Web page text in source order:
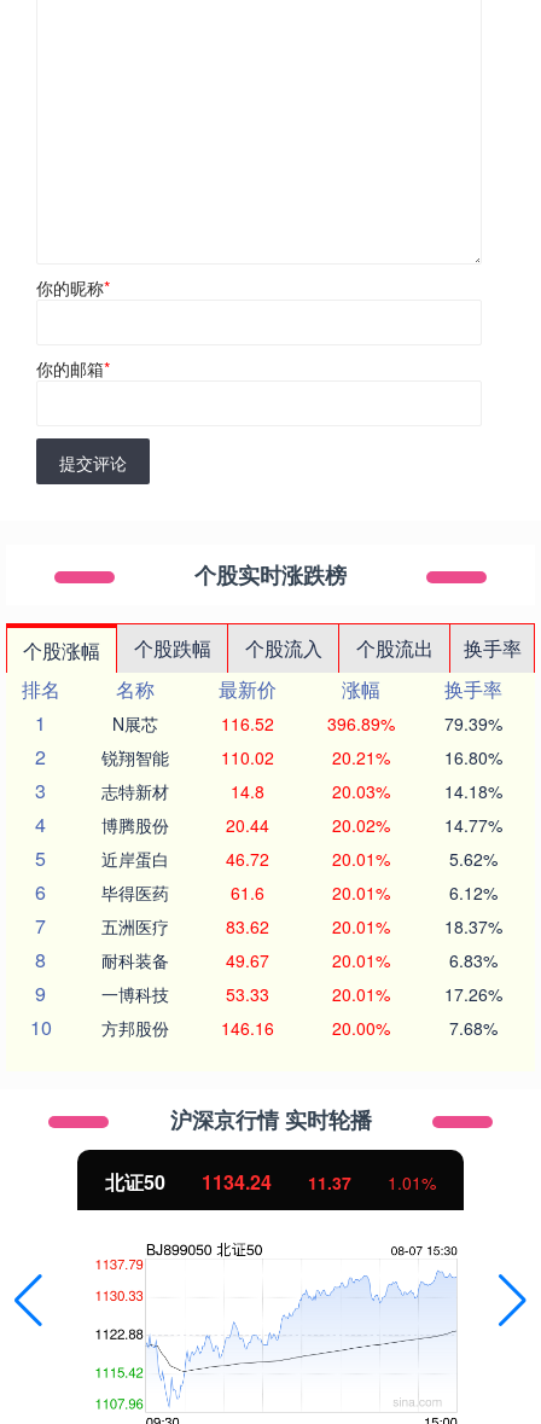
你的昵称*
你的邮箱*
提交评论
个股实时涨跌榜
个股涨幅 个股跌幅 个股流入 个股流出
换手率
排名
名称 最新价 涨幅
换手率
1
N展芯 116.52 396.89% 79.39%
2 锐翔智能 110.02 20.21% 16.80%
3 志特新材 14.8 20.03% 14.18%
4 博腾股份 20.44 20.02% 14.77%
5 近岸蛋白 46.72 20.01% 5.62%
6 毕得医药 61.6 20.01% 6.12%
7 五洲医疗 83.62 20.01% 18.37%
8 耐科装备 49.67 20.01% 6.83%
9 一博科技 53.33 20.01% 17.26%
10 方邦股份 146.16 20.00% 7.68%
沪深京行情 实时轮播
北证50 1134.24 11.37 1.01%